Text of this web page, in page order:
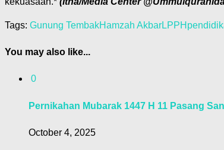
Tags: Gunung TembakHamzah AkbarLPPH
You may also like...
0
Pernikahan Mubarak 1447 H 11 Pasang
October 4, 2025